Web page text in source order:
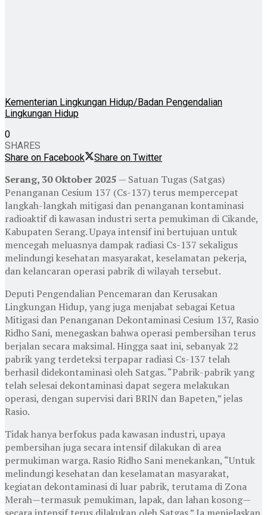
Kementerian Lingkungan Hidup/Badan Pengendalian
Lingkungan Hidup
0
SHARES
Share on Facebook
Share on Twitter
Serang, 30 Oktober 2025— Satuan Tugas (Satgas)
Penanganan Cesium 137 (Cs-137) terus mempercepat
langkah-langkah mitigasi dan penanganan kontaminasi
radioaktif di kawasan industri serta pemukiman di Cikande,
Kabupaten Serang. Upaya intensif ini bertujuan untuk
mencegah meluasnya dampak radiasi Cs-137 sekaligus
melindungi kesehatan masyarakat, keselamatan pekerja,
dan kelancaran operasi pabrik di wilayah tersebut.
Deputi Pengendalian Pencemaran dan Kerusakan
Lingkungan Hidup, yang juga menjabat sebagai Ketua
Mitigasi dan Penanganan Dekontaminasi Cesium 137, Rasio
Ridho Sani, menegaskan bahwa operasi pembersihan terus
berjalan secara maksimal. Hingga saat ini, sebanyak 22
pabrik yang terdeteksi terpapar radiasi Cs-137 telah
berhasil didekontaminasi oleh Satgas. “Pabrik-pabrik yang
telah selesai dekontaminasi dapat segera melakukan
operasi, dengan supervisi dari BRIN dan Bapeten,” jelas
Rasio.
Tidak hanya berfokus pada kawasan industri, upaya
pembersihan juga secara intensif dilakukan di area
permukiman warga. Rasio Ridho Sani menekankan, “Untuk
melindungi kesehatan dan keselamatan masyarakat,
kegiatan dekontaminasi di luar pabrik, terutama di Zona
Merah—termasuk pemukiman, lapak, dan lahan kosong—